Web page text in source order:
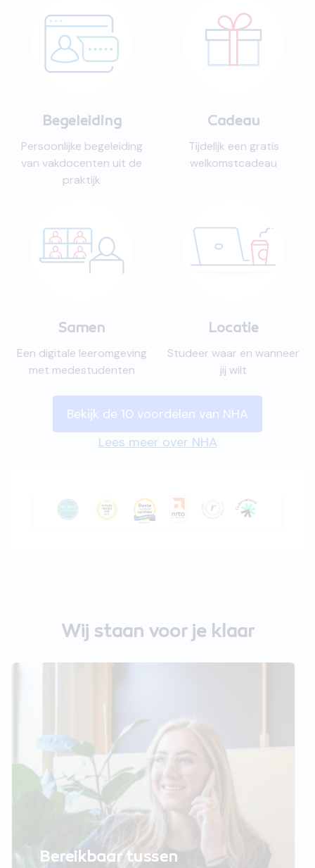
Begeleiding
Persoonlijke begeleiding
van vakdocenten uit de
praktijk
Cadeau
Tijdelijk een gratis
welkomstcadeau
Samen
Een digitale leeromgeving
met medestudenten
Locatie
Studeer waar en wanneer
jij wilt
Bekijk de 10 voordelen van NHA
Lees meer over NHA
Wij staan voor je klaar
Bereikbaar tussen